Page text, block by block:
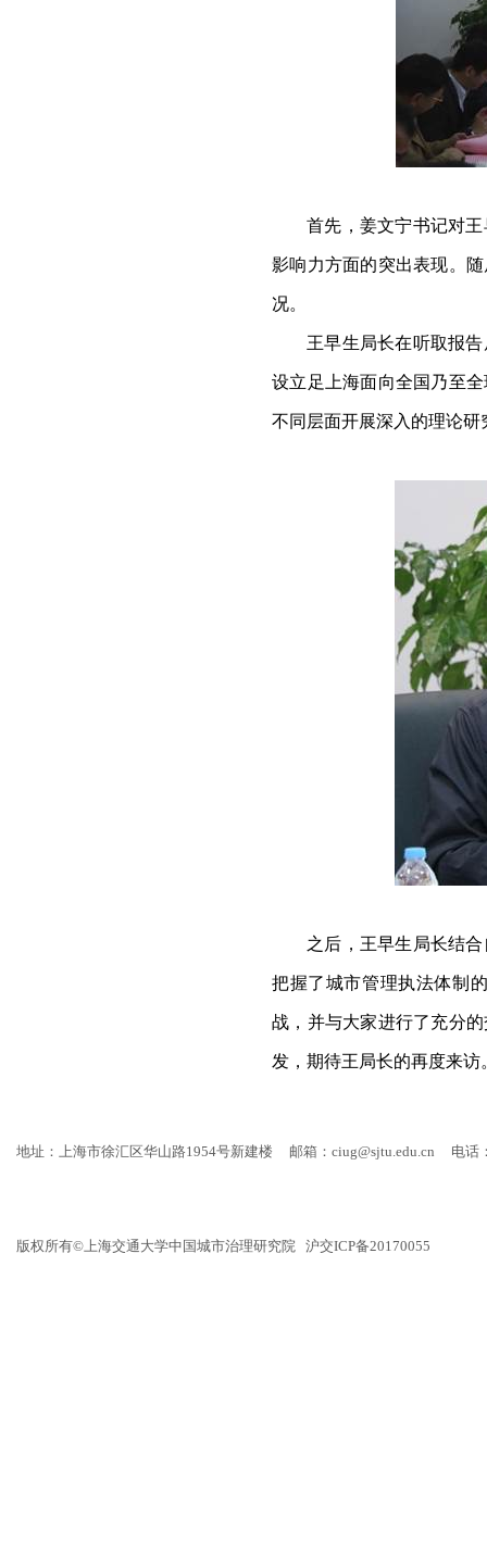
首先，姜文宁书记对
影响力方面的突出表现。
况。
王早生局长在听取报
设立足上海面向全国乃至
不同层面开展深入的理论
之后，王早生局长结
把握了城市管理执法体制
战，并与大家进行了充分
发，期待王局长的再度来访
地址：上海市徐汇区华山路1954号新建楼 邮箱：ciug@sjtu.edu.cn 电话
版权所有©上海交通大学中国城市治理研究院 沪交ICP备20170055